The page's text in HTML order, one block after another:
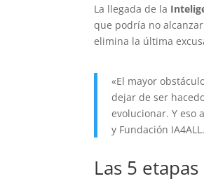
La llegada de la
que podría no
elimina la última
«El mayor
dejar de ser
evolucionar. Y eso
y Fundación IA4ALL.
Las 5